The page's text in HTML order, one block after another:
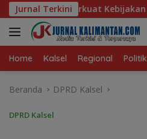
Langsung
ke
konten
Jurnal Terkini
Kesejahteraan Rakyat
Home Kalsel Regional Politik
Beranda DPRD Kalsel
DPRD Kalsel